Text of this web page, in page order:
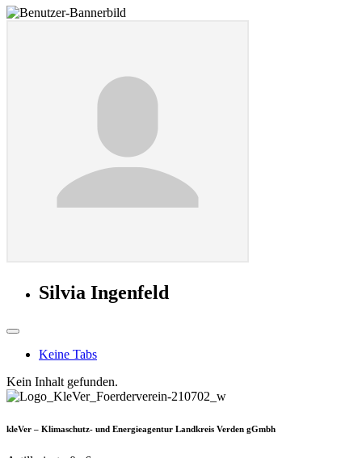
Silvia Ingenfeld
Keine Tabs
Kein Inhalt gefunden.
kleVer – Klimaschutz- und Energieagentur Landkreis Verden gGmbh